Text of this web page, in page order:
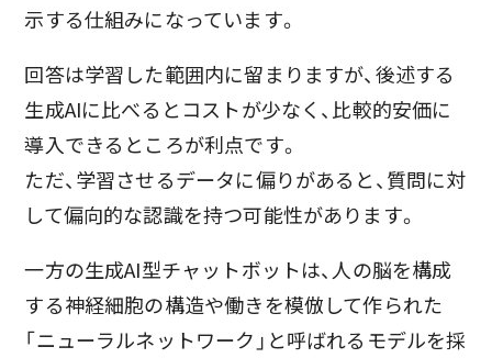
示する仕組みになっています。
回答は学習した範囲内に留まりますが、後述する
生成AIに比べるとコストが少なく、比較的安価に
導入できるところが利点です。
ただ、学習させるデータに偏りがあると、質問に対
して偏向的な認識を持つ可能性があります。
一方の生成AI型チャットボットは、人の脳を構成
する神経細胞の構造や働きを模倣して作られた
「ニューラルネットワーク」と呼ばれるモデルを採